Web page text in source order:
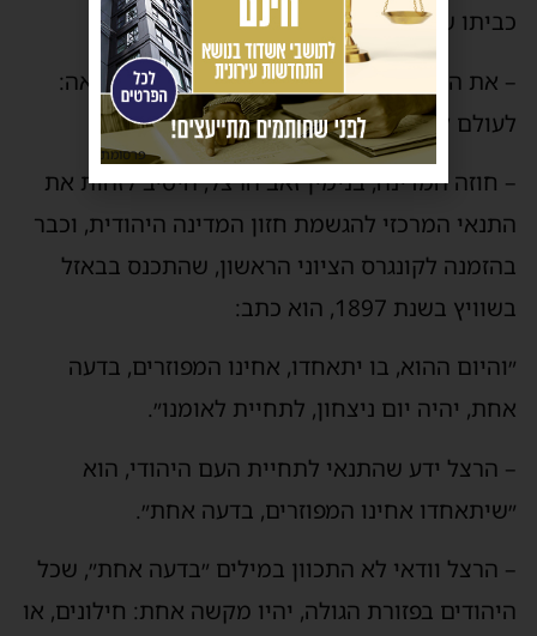
כביתו של העם היהודי.
– את המהות מאחורי ההבטחה, בעקבות השואה:
לעולם לא עוד!
– חוזה המדינה, בנימין זאב הרצל, היטיב לזהות את
התנאי המרכזי להגשמת חזון המדינה היהודית, וכבר
בהזמנה לקונגרס הציוני הראשון, שהתכנס בבאזל
בשוויץ בשנת 1897, הוא כתב:
״והיום ההוא, בו יתאחדו, אחינו המפוזרים, בדעה
אחת, יהיה יום ניצחון, לתחיית לאומנו״.
– הרצל ידע שהתנאי לתחיית העם היהודי, הוא
״שיתאחדו אחינו המפוזרים, בדעה אחת״.
– הרצל וודאי לא התכוון במילים ״בדעה אחת״, שכל
היהודים בפזורת הגולה, יהיו מקשה אחת: חילונים, או
פרסומת